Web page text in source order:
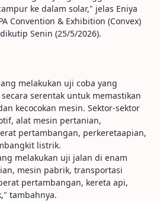
ke dalam solar," jelas Eniya
Convention & Exhibition (Convex)
Senin (25/5/2026).
melakukan uji coba yang
serentak untuk memastikan
kecocokan mesin. Sektor-sektor
alat mesin pertanian,
pertambangan, perkeretaapian,
listrik.
melakukan uji jalan di enam
mesin pabrik, transportasi
pertambangan, kereta api,
tambahnya.